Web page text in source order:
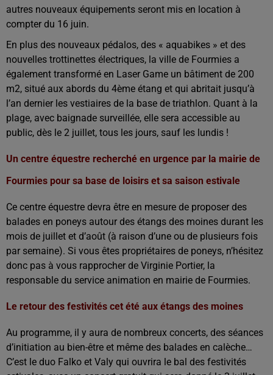
autres nouveaux équipements seront mis en location à
compter du 16 juin.
En plus des nouveaux pédalos, des « aquabikes » et des
nouvelles trottinettes électriques, la ville de Fourmies a
également transformé en Laser Game un bâtiment de 200
m2, situé aux abords du 4ème étang et qui abritait jusqu’à
l’an dernier les vestiaires de la base de triathlon. Quant à la
plage, avec baignade surveillée, elle sera accessible au
public, dès le 2 juillet, tous les jours, sauf les lundis !
Un centre équestre recherché en urgence par la mairie de
Fourmies pour sa base de loisirs et sa saison estivale
Ce centre équestre devra être en mesure de proposer des
balades en poneys autour des étangs des moines durant les
mois de juillet et d’août (à raison d’une ou de plusieurs fois
par semaine). Si vous êtes propriétaires de poneys, n’hésitez
donc pas à vous rapprocher de Virginie Portier, la
responsable du service animation en mairie de Fourmies.
Le retour des festivités cet été aux étangs des moines
Au programme, il y aura de nombreux concerts, des séances
d’initiation au bien-être et même des balades en calèche…
C’est le duo Falko et Valy qui ouvrira le bal des festivités